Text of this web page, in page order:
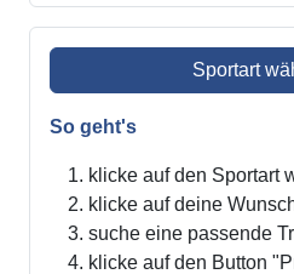
Sportart
So geht's
klicke auf den Sportart
klicke auf deine
suche eine passende
klicke auf den Button